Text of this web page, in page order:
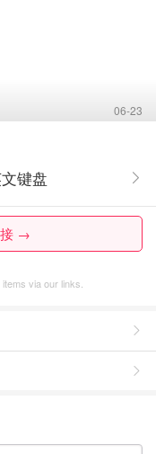
06-23
键盘
接 →
via our links.